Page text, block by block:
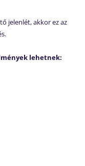
jelenlét, akkor ez az
lehetnek: